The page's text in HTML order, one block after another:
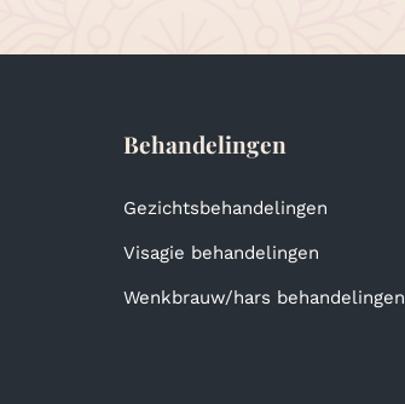
Behandelingen
Gezichtsbehandelingen
Visagie behandelingen
Wenkbrauw/hars behandelingen